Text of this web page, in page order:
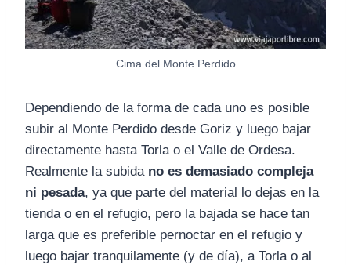
Cima del Monte Perdido
Dependiendo de la forma de cada uno es posible
subir al Monte Perdido desde Goriz y luego bajar
directamente hasta Torla o el Valle de Ordesa.
Realmente la subida no es demasiado compleja
ni pesada, ya que parte del material lo dejas en la
tienda o en el refugio, pero la bajada se hace tan
larga que es preferible pernoctar en el refugio y
luego bajar tranquilamente (y de día), a Torla o al